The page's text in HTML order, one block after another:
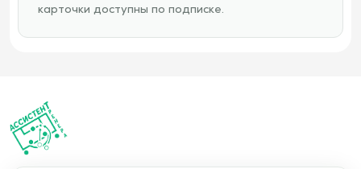
карточки доступны по подписке.